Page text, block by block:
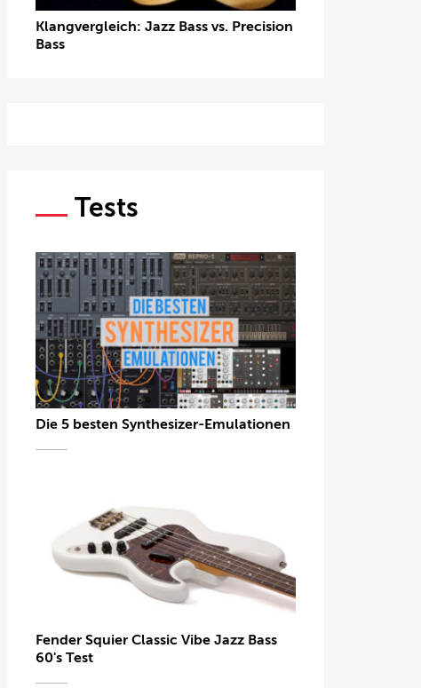
Klangvergleich: Jazz Bass vs. Precision
Bass
Tests
Die 5 besten Synthesizer-Emulationen
Fender Squier Classic Vibe Jazz Bass
60's Test